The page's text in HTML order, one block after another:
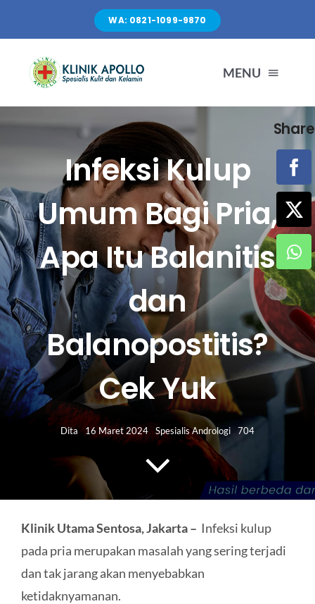
content
WA: 0821-1099-9870
MENU
TENTANG KAMI
LAYANAN
FASILITAS
ARTIKEL
HUBUNGI KAMI
Search
for:
Infeksi Kulup
Umum Bagi Pria,
Apa Itu Balanitis
dan
Balanopostitis?
Cek Yuk
Dita 16 Maret 2024 Spesialis Andrologi 704
Klinik Utama Sentosa, Jakarta – Infeksi kulup
pada pria merupakan masalah yang sering terjadi
dan tak jarang akan menyebabkan
ketidaknyamanan.
Share